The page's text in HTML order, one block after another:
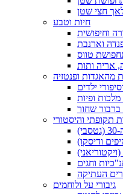
חצי שטן
חיות וטבע
וחיפושית
וארנבת
טווס
אריה ותות
מהאגדות ופנטזיה
ילדים
מלכות ופיות
ברבור שחור
תקופתי והיסטורי
וחגים
העתיקה
גיבורי על ולוחמים